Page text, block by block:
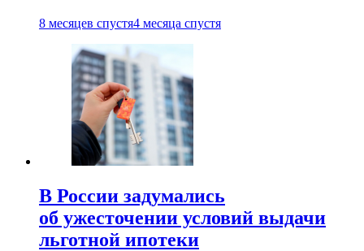
8 месяцев спустя4 месяца спустя
В России задумались
об ужесточении условий выдачи
льготной ипотеки